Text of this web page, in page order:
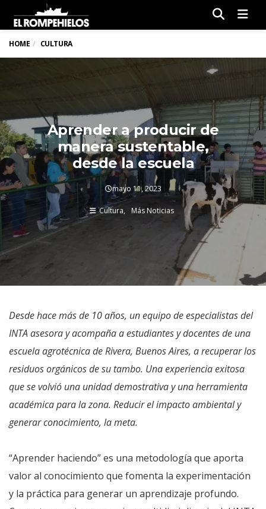
HOME CULTURA
Aprender a producir de
manera sustentable,
desde la escuela
mayo 11, 2023
Cultura Más Noticias
Desde hace más de 10 años, un equipo de especialistas del
INTA asesora y acompaña a estudiantes y docentes de una
escuela agrotécnica de Rivera, Buenos Aires, a recuperar los
residuos orgánicos de su tambo. Una experiencia exitosa
que se volvió una unidad demostrativa y una herramienta
académica para la zona. Reducir el impacto ambiental y
generar conocimiento, la meta.
“Aprender haciendo” es una metodología que aporta
valor al conocimiento que fomenta la experimentación
y la práctica para generar un aprendizaje profundo.